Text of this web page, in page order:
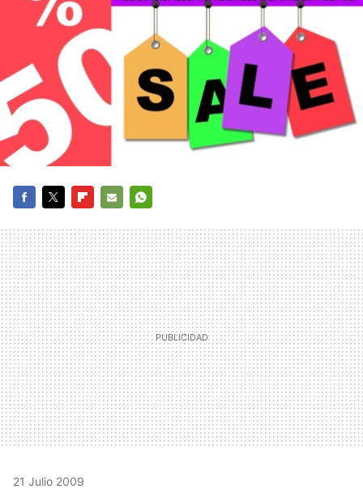
MAIL
21 Julio 2009